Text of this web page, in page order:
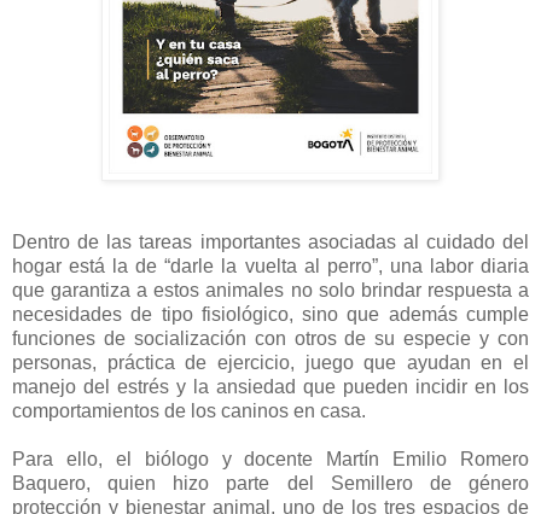
Dentro de las tareas importantes asociadas al cuidado del
hogar está la de “darle la vuelta al perro”, una labor diaria
que garantiza a estos animales no solo brindar respuesta a
necesidades de tipo fisiológico, sino que además cumple
funciones de socialización con otros de su especie y con
personas, práctica de ejercicio, juego que ayudan en el
manejo del estrés y la ansiedad que pueden incidir en los
comportamientos de los caninos en casa.
Para ello, el biólogo y docente Martín Emilio Romero
Baquero, quien hizo parte del Semillero de género
protección y bienestar animal, uno de los tres espacios de